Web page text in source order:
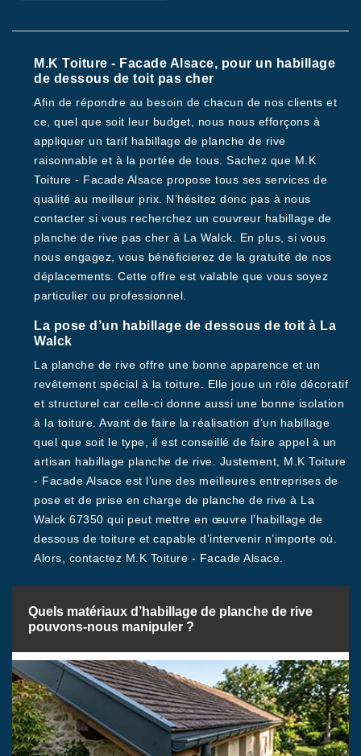
M.K Toiture - Facade Alsace, pour un habillage
de dessous de toit pas cher
Afin de répondre au besoin de chacun de nos clients et
ce, quel que soit leur budget, nous nous efforçons à
appliquer un tarif habillage de planche de rive
raisonnable et à la portée de tous. Sachez que M.K
Toiture - Facade Alsace propose tous ses services de
qualité au meilleur prix. N’hésitez donc pas à nous
contacter si vous recherchez un couvreur habillage de
planche de rive pas cher à La Walck. En plus, si vous
nous engagez, vous bénéficierez de la gratuité de nos
déplacements. Cette offre est valable que vous soyez
particulier ou professionnel.
La pose d’un habillage de dessous de toit à La
Walck
La planche de rive offre une bonne apparence et un
revêtement spécial à la toiture. Elle joue un rôle décoratif
et structurel car celle-ci donne aussi une bonne isolation
à la toiture. Avant de faire la réalisation d’un habillage
quel que soit le type, il est conseillé de faire appel à un
artisan habillage planche de rive. Justement, M.K Toiture
- Facade Alsace est l’une des meilleures entreprises de
pose et de prise en charge de planche de rive à La
Walck 67350 qui peut mettre en œuvre l’habillage de
dessous de toiture et capable d’intervenir n’importe où.
Alors, contactez M.K Toiture - Facade Alsace.
Quels matériaux d’habillage de planche de rive
pouvons-nous manipuler ?